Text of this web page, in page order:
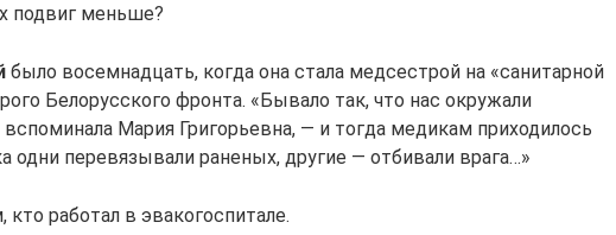
подвиг меньше?
было восемнадцать, когда она стала медсестрой на «санитарной
Белорусского фронта. «Бывало так, что нас окружали
Мария Григорьевна, — и тогда медикам приходилось
одни перевязывали раненых, другие — отбивали врага…»
кто работал в эвакогоспитале.